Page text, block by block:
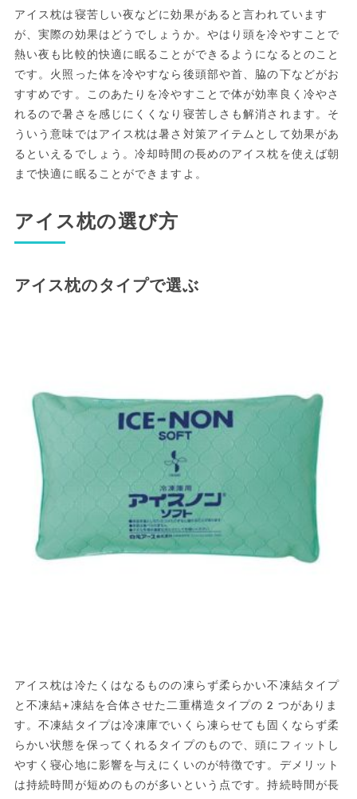
アイス枕は寝苦しい夜などに効果があると言われています
が、実際の効果はどうでしょうか。やはり頭を冷やすことで
熱い夜も比較的快適に眠ることができるようになるとのこと
です。火照った体を冷やすなら後頭部や首、脇の下などがお
すすめです。このあたりを冷やすことで体が効率良く冷やさ
れるので暑さを感じにくくなり寝苦しさも解消されます。そ
ういう意味ではアイス枕は暑さ対策アイテムとして効果があ
るといえるでしょう。冷却時間の長めのアイス枕を使えば朝
まで快適に眠ることができますよ。
アイス枕の選び方
アイス枕のタイプで選ぶ
アイス枕は冷たくはなるものの凍らず柔らかい不凍結タイプ
と不凍結+凍結を合体させた二重構造タイプの2つがありま
す。不凍結タイプは冷凍庫でいくら凍らせても固くならず柔
らかい状態を保ってくれるタイプのもので、頭にフィットし
やすく寝心地に影響を与えにくいのが特徴です。デメリット
は持続時間が短めのものが多いという点です。持続時間が長